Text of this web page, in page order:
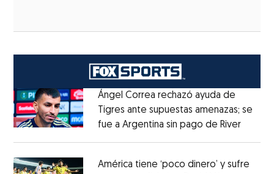
Ángel Correa rechazó ayuda de
Tigres ante supuestas amenazas; se
fue a Argentina sin pago de RiverOpens
América tiene ‘poco dinero’ y sufre